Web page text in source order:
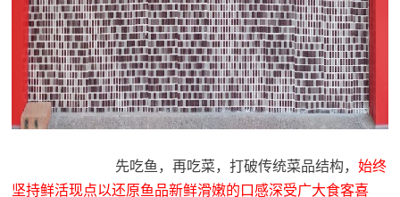
先吃鱼，再吃菜，打破传统菜品结构，始终
坚持鲜活现点以还原鱼品新鲜滑嫩的口感深受广大食客喜